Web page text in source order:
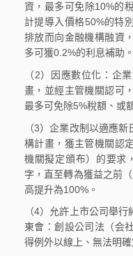
資，最多可免除10%的
計提導入價格50%的特
排放而向金融機構融資
多可獲0.2%的利息補助。
（2）因應數位化：企
畫，並經主管機關認可
最多可免除5%稅額、或
（3）企業改制以適應
構計畫，獲主管機關認
機關擬定頒布）的要求
字，直至轉為獲益之前
高提升為100%。
（4）允許上市公司舉
東會：創設公司法（会
得例外以線上、無法明